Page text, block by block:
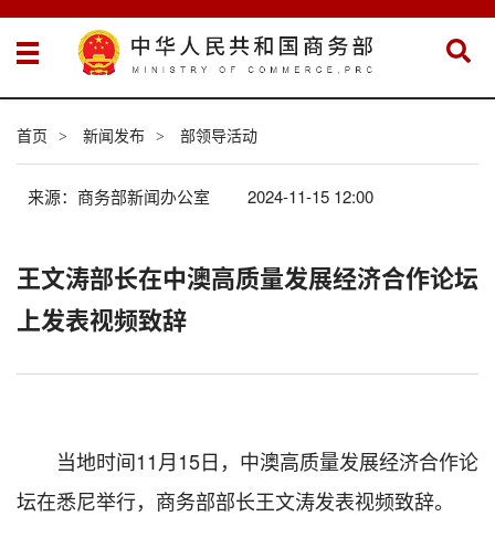
首页 > 新闻发布 > 部领导活动
来源：商务部新闻办公室 2024-11-15 12:00
王文涛部长在中澳高质量发展经济合作论坛
上发表视频致辞
当地时间11月15日，中澳高质量发展经济合作论
坛在悉尼举行，商务部部长王文涛发表视频致辞。